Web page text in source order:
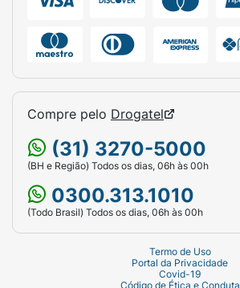
Compre pelo Drogatel
(31) 3270-5000
(BH e Região) Todos os dias, 06h às 00h
0300.313.1010
(Todo Brasil) Todos os dias, 06h às 00h
Termo de Uso
Portal da Privacidade
Covid-19
Código de Ética e Conduta